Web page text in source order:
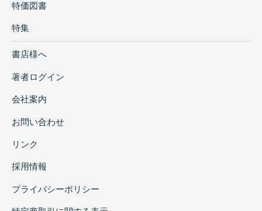
特価図書
特集
書店様へ
著者ログイン
会社案内
お問い合わせ
リンク
採用情報
プライバシーポリシー